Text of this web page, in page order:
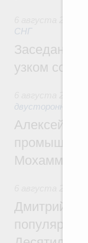
СНГ
Заседание
узком
двусторонней
Алексей
Дмитрий